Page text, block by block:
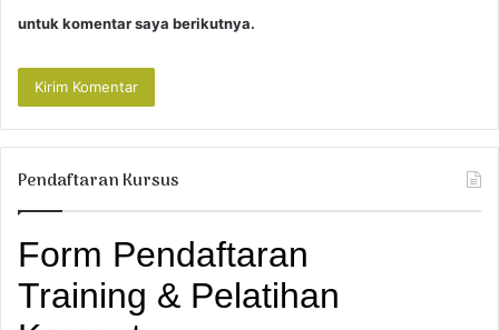
untuk komentar saya berikutnya.
Pendaftaran Kursus